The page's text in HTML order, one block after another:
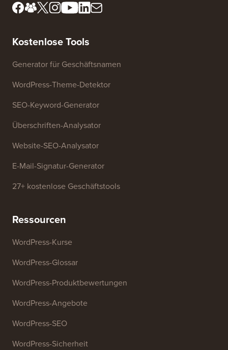
Kostenlose Tools
Generator für Geschäftsnamen
WordPress-Theme-Detektor
SEO-Keyword-Generator
Überschriften-Analysator
Website-SEO-Analysator
E-Mail-Signatur-Generator
27+ kostenlose Geschäftstools
Ressourcen
WordPress-Kurse
WordPress-Glossar
WordPress-Produktbewertungen
WordPress-Angebote
WordPress-SEO
WordPress-Sicherheit